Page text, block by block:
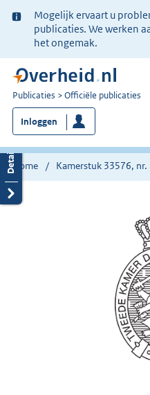
Ter
informatie:
Mogelijk ervaart u
publicaties. We werken
het ongemak.
U
bent
nu
hier:
Publicaties Officiële publicaties
Inloggen
Home Kamerstuk 33576, nr.